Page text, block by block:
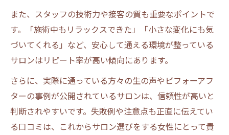
また、スタッフの技術力や接客の質も重要なポイントで
す。「施術中もリラックスできた」「小さな変化にも気
づいてくれる」など、安心して通える環境が整っている
サロンはリピート率が高い傾向にあります。
さらに、実際に通っている方々の生の声やビフォーアフ
ターの事例が公開されているサロンは、信頼性が高いと
判断されやすいです。失敗例や注意点も正直に伝えてい
る口コミは、これからサロン選びをする女性にとって貴